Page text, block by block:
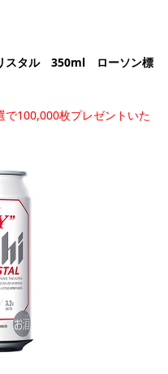
スタル 350ml ローソン標
で100,000枚プレゼントいた